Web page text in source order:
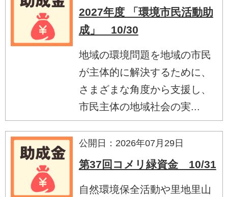
2027年度 「環境市民活動助
成」 10/30
地域の環境問題を地域の市民
が主体的に解決するために、
さまざまな角度から支援し、
市民主体の地域社会の実...
公開日：2026年07月29日
第37回コメリ緑資金 10/31
自然環境保全活動や里地里山